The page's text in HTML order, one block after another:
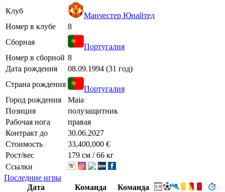
Клуб
Манчестер Юнайтед
Номер в клубе
8
Сборная
Португалия
Номер в сборной 8
Дата рождения
08.09.1994 (31 год)
Страна рождения
Португалия
Город рождения
Maia
Позиция
полузащитник
Рабочая нога
правая
Контракт до
30.06.2027
Стоимость
33,400,000 €
Рост/вес
179 см / 66 кг
Ссылки
Последние игры
Дата
Команда
Команда